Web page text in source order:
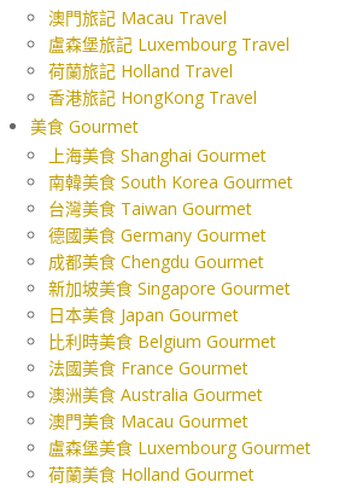
澳門旅記 Macau Travel
盧森堡旅記 Luxembourg Travel
荷蘭旅記 Holland Travel
香港旅記 HongKong Travel
美食 Gourmet
上海美食 Shanghai Gourmet
南韓美食 South Korea Gourmet
台灣美食 Taiwan Gourmet
德國美食 Germany Gourmet
成都美食 Chengdu Gourmet
新加坡美食 Singapore Gourmet
日本美食 Japan Gourmet
比利時美食 Belgium Gourmet
法國美食 France Gourmet
澳洲美食 Australia Gourmet
澳門美食 Macau Gourmet
盧森堡美食 Luxembourg Gourmet
荷蘭美食 Holland Gourmet